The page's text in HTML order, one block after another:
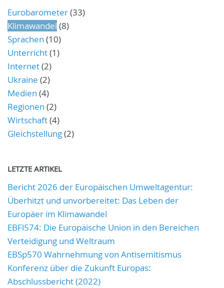
Eurobarometer(33)
Klimawandel (8)
Sprachen (10)
Unterricht(1)
Internet(2)
Ukraine (2)
Medien (4)
Regionen (2)
Wirtschaft(4)
Gleichstellung(2)
LETZTE ARTIKEL
Bericht 2026 der Europäischen Umweltagentur:
Überhitzt und unvorbereitet: Das Leben der
Europäer im Klimawandel
EBFl574: Die Europäische Union in den Bereichen
Verteidigung und Weltraum
EBSp570 Wahrnehmung von Antisemitismus
Konferenz über die Zukunft Europas:
Abschlussbericht (2022)